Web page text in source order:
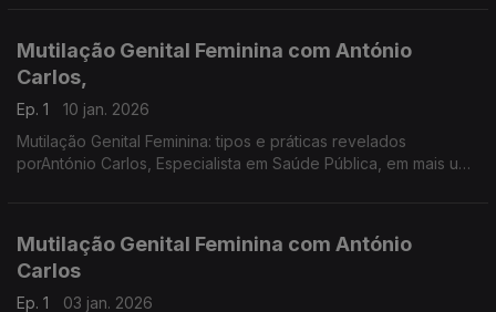
Mutilação Genital Feminina com António
Carlos,
Ep. 1
10 jan. 2026
Mutilação Genital Feminina: tipos e práticas revelados
porAntónio Carlos, Especialista em Saúde Pública, em mais uma
Mutilação Genital Feminina com António
Carlos
Ep. 1
03 jan. 2026